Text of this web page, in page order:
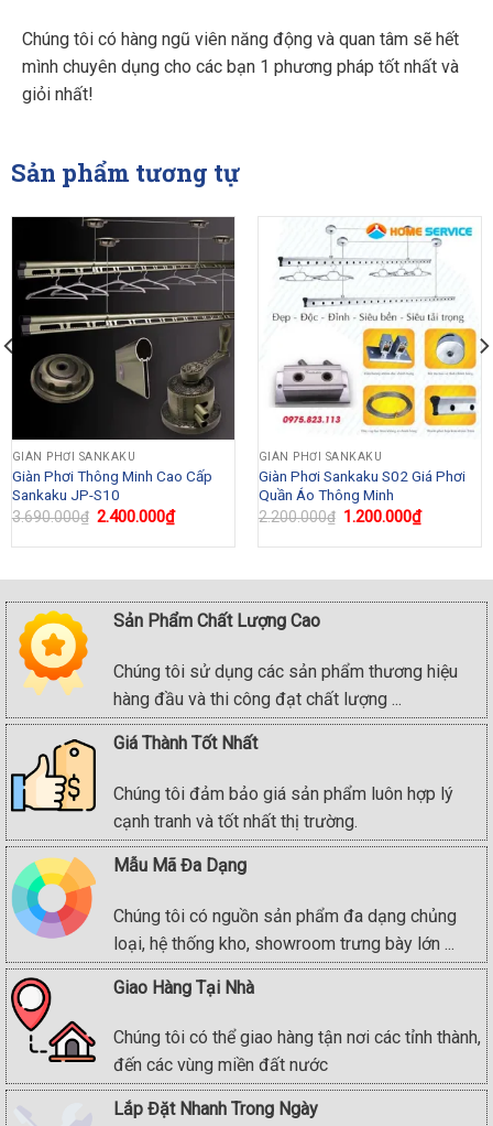
Chúng tôi có hàng ngũ viên năng động và quan tâm sẽ hết
mình chuyên dụng cho các bạn 1 phương pháp tốt nhất và
giỏi nhất!
Sản phẩm tương tự
GIÀN PHƠI SANKAKU
Giàn Phơi Thông Minh Cao Cấp
Sankaku JP-S10
3.690.000₫ Original
was:
2.400.000₫Current
price
is:
GIÀN PHƠI SANKAKU
Giàn Phơi Sankaku S02 Giá Phơi
Quần Áo Thông Minh
2.200.000₫ Original
was:
1.200.000₫Current
price
is:
Sản Phẩm Chất Lượng Cao
Chúng tôi sử dụng các sản phẩm thương hiệu
hàng đầu và thi công đạt chất lượng ...
Giá Thành Tốt Nhất
Chúng tôi đảm bảo giá sản phẩm luôn hợp lý
cạnh tranh và tốt nhất thị trường.
Mẫu Mã Đa Dạng
Chúng tôi có nguồn sản phẩm đa dạng chủng
loại, hệ thống kho, showroom trưng bày lớn ...
Giao Hàng Tại Nhà
Chúng tôi có thể giao hàng tận nơi các tỉnh thành,
đến các vùng miền đất nước
Lắp Đặt Nhanh Trong Ngày